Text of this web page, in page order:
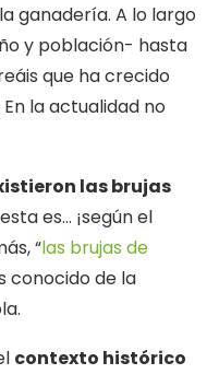
ganadería. A lo largo
y población- hasta
que ha crecido
la actualidad no
las brujas
es… ¡según el
“las brujas de
conocido de la
contexto histórico